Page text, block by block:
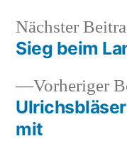
Vorheriger
mit
Nächster
Sieg beim